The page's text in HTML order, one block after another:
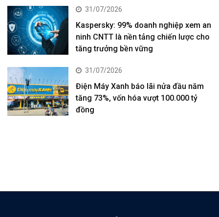
31/07/2026
Kaspersky: 99% doanh nghiệp xem an
ninh CNTT là nền tảng chiến lược cho
tăng trưởng bền vững
31/07/2026
Điện Máy Xanh báo lãi nửa đầu năm
tăng 73%, vốn hóa vượt 100.000 tỷ
đồng